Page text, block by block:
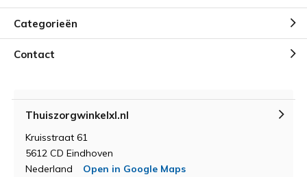
Categorieën
Contact
Thuiszorgwinkelxl.nl
Kruisstraat 61
5612 CD Eindhoven
Nederland
Open in Google Maps